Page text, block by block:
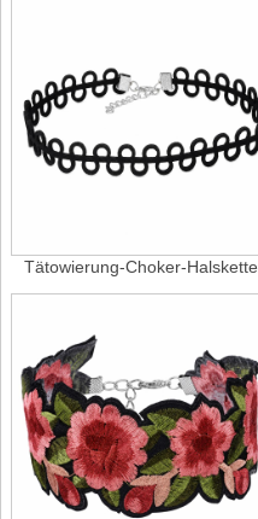
Tätowierung-Choker-Halskette